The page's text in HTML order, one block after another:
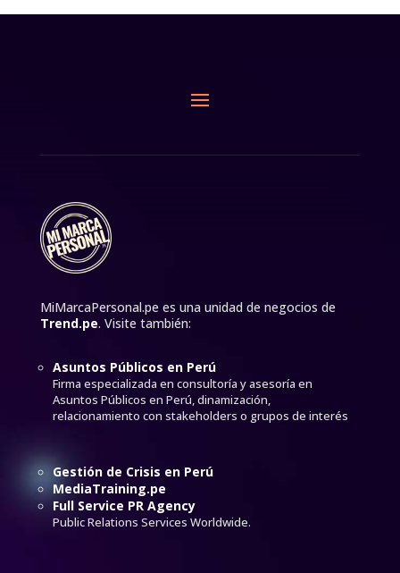
MiMarcaPersonal.pe es una unidad de negocios de
Trend.pe. Visite también:
Asuntos Públicos en Perú
Firma especializada en consultoría y asesoría en
Asuntos Públicos en Perú, dinamización,
relacionamiento con stakeholders o grupos de interés
Gestión de Crisis en Perú
MediaTraining.pe
Full Service PR Agency
Public Relations Services Worldwide.